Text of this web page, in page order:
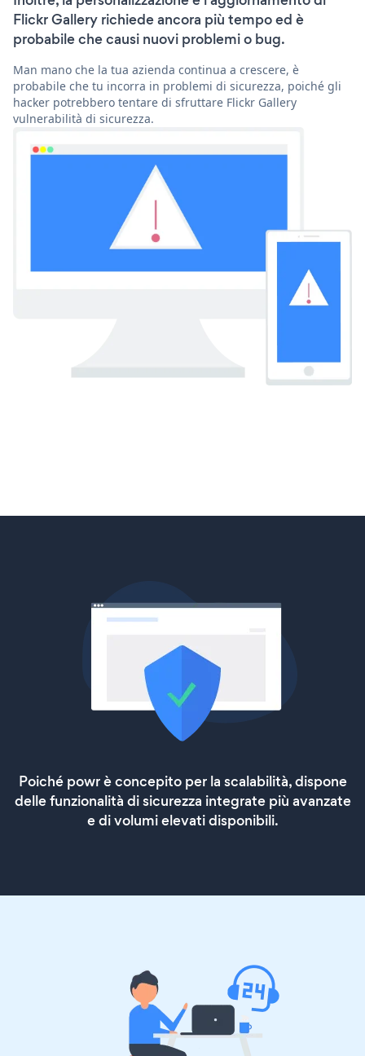
Flickr Gallery richiede ancora più tempo ed è
probabile che causi nuovi problemi o bug.
Man mano che la tua azienda continua a crescere, è
probabile che tu incorra in problemi di sicurezza, poiché gli
hacker potrebbero tentare di sfruttare Flickr Gallery
vulnerabilità di sicurezza.
Poiché powr è concepito per la scalabilità, dispone
delle funzionalità di sicurezza integrate più avanzate
e di volumi elevati disponibili.